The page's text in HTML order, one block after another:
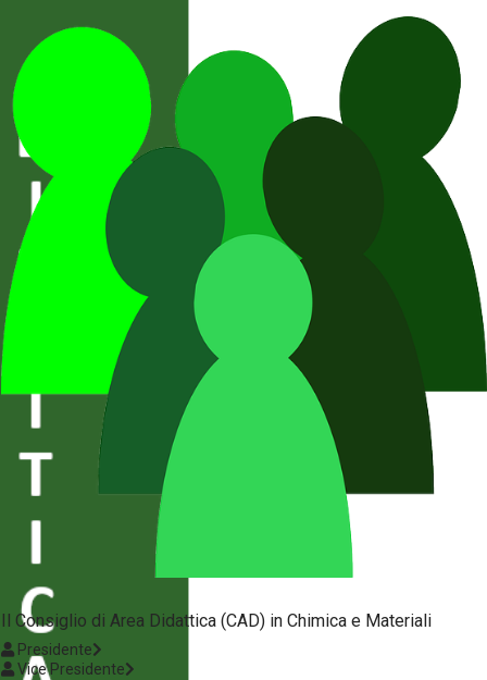
Il Consiglio di Area Didattica (CAD) in Chimica e Materiali
Presidente
Vice Presidente